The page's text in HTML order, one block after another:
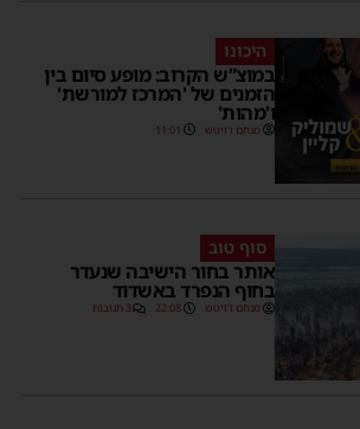
היכונו
במוצ”ש הקרוב: מופע סיום בין
הזמנים של 'המרכז למורשת'
ו'מהות'
מנחם דויטש 11:01
סוף טוב
אותר בחור הישיבה שנעדר
בחוף הנפרד באשדוד
מנחם דויטש 22:08 3 תגובות